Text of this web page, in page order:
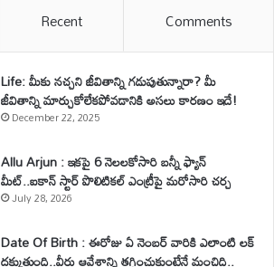
Recent Comments
Life: మీకు నచ్చని జీవితాన్ని గడుపుతున్నారా? మీ
జీవితాన్ని మార్చుకోలేకపోవడానికి అసలు కారణం ఇదే!
December 22, 2025
Allu Arjun : ఇకపై 6 నెలలకోసారి బన్నీ ఫ్యాన్
మీట్..ఐకాన్ స్టార్ పొలిటికల్ ఎంట్రీపై మరోసారి చర్చ
July 28, 2026
Date Of Birth : ఈరోజు ఏ నెంబర్ వారికి ఎలాంటి లక్
దక్కుతుంది..వీరు ఆవేశాన్ని తగ్గించుకుంటేనే మంచిది..